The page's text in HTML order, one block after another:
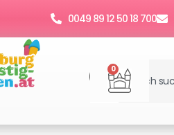
0049 89 12 50 18 700
0
Suche